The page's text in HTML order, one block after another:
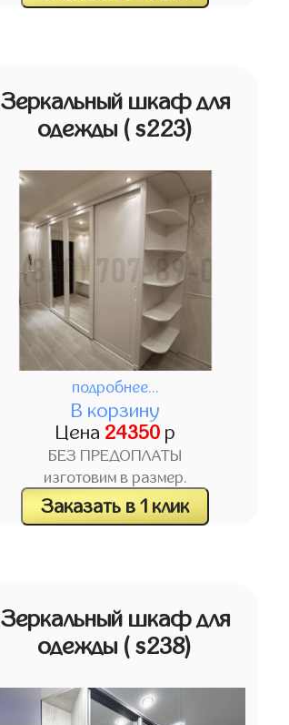
Зеркальный шкаф для
одежды ( s223)
подробнее...
В корзину
Цена 24350р
БЕЗ ПРЕДОПЛАТЫ
изготовим в размер.
Заказать в 1 клик
Зеркальный шкаф для
одежды ( s238)